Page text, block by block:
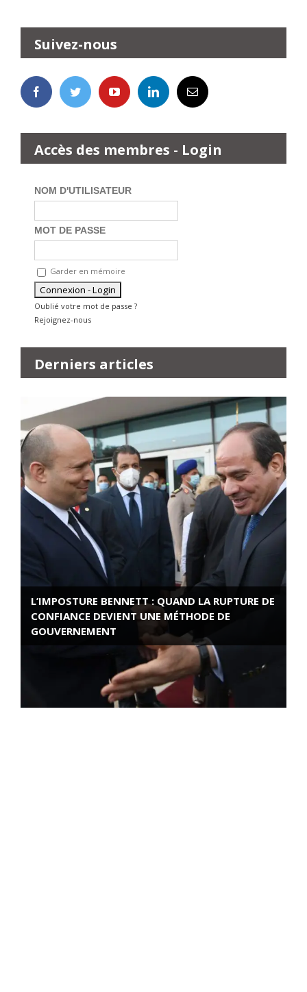
Suivez-nous
Accès des membres - Login
NOM D'UTILISATEUR
MOT DE PASSE
Garder en mémoire
Oublié votre mot de passe ?
Rejoignez-nous
Derniers articles
L’IMPOSTURE BENNETT : QUAND LA RUPTURE DE
CONFIANCE DEVIENT UNE MÉTHODE DE
GOUVERNEMENT
ROSE VALLAND, HEROÏNE DE LA RESISTANCE